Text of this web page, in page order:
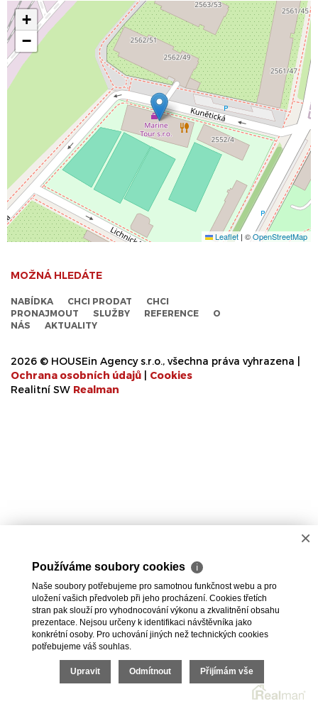
+
−
Leaflet | ©OpenStreetMap
MOŽNÁ HLEDÁTE
NABÍDKA CHCI PRODAT
CHCI
PRONAJMOUT
SLUŽBY REFERENCE
O
NÁS
AKTUALITY
2026 © HOUSEin Agency s.r.o., všechna práva vyhrazena |
Ochrana osobních údajů
Cookies
Realitní SW Realman
×
Používáme soubory cookies ℹ
Naše soubory potřebujeme pro samotnou funkčnost webu a pro
uložení vašich předvoleb při jeho procházení. Cookies třetích
stran pak slouží pro vyhodnocování výkonu a zkvalitnění obsahu
prezentace. Nejsou určeny k identifikaci návštěvníka jako
konkrétní osoby. Pro uchování jiných než technických cookies
potřebujeme váš souhlas.
Upravit Odmítnout Přijímám vše